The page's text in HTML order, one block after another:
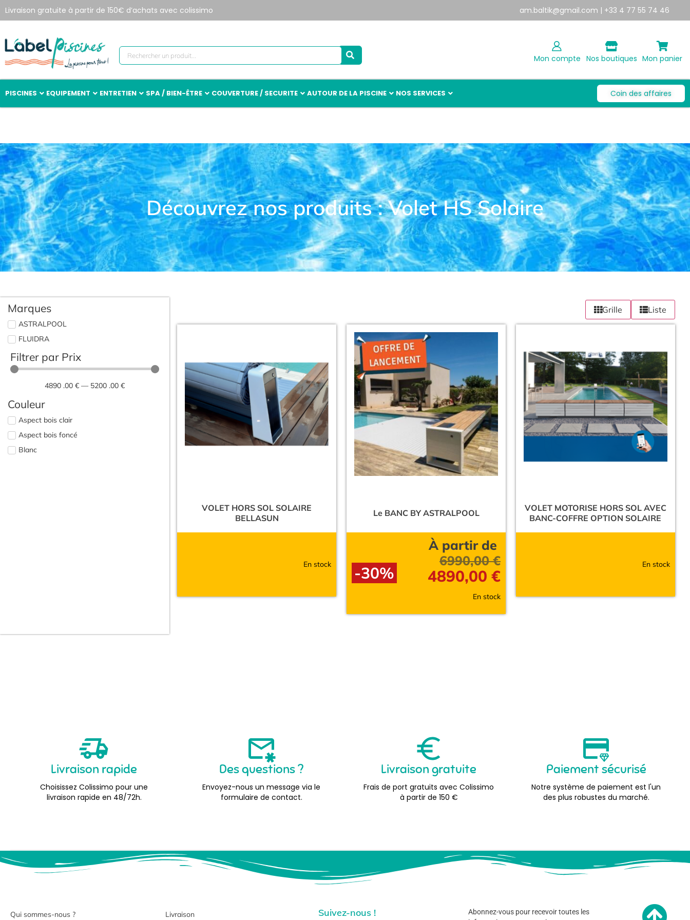
Livraison gratuite à partir de 150€ d’achats avec colissimo am.baltik@gmail.com | +33 4 77 55 74 46
Mon compte Nos boutiques Mon panier
PISCINES EQUIPEMENT ENTRETIEN SPA / BIEN-ÊTRE COUVERTURE / SECURITE AUTOUR DE LA PISCINE NOS SERVICES Coin des affaires
Découvrez nos produits : Volet HS Solaire
Marques
ASTRALPOOL
FLUIDRA
Filtrer par Prix
4890 .00 € — 5200 .00 €
Couleur
Aspect bois clair
Aspect bois foncé
Blanc
Grille Liste
VOLET HORS SOL SOLAIRE
BELLASUN
En stock
Le BANC BY ASTRALPOOL
-30%
À partir de
6990,00€
4890,00 €
En stock
VOLET MOTORISE HORS SOL AVEC
BANC-COFFRE OPTION SOLAIRE
En stock
Livraison rapide
Choisissez Colissimo pour une
livraison rapide en 48/72h.
Des questions ?
Envoyez-nous un message via le
formulaire de contact.
Livraison gratuite
Frais de port gratuits avec Colissimo
à partir de 150 €
Paiement sécurisé
Notre système de paiement est l'un
des plus robustes du marché.
Qui sommes-nous ? Livraison Suivez-nous !
Abonnez-vous pour recevoir toutes les